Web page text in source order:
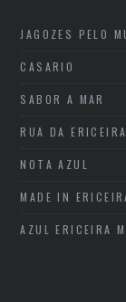
JAGOZES PELO
CASARIO
SABOR A MAR
RUA DA ERICEIRA
NOTA AZUL
MADE IN
AZUL ERICEIRA